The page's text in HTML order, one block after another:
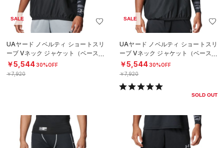
SALE
UAヤード ノベルティ ショートスリ
ーブ Vネック ジャケット（ベースボ
ール/MEN）
￥5,54430%OFF
￥7,920
SALE
UAヤード ノベルティ ショートスリ
ーブ Vネック ジャケット（ベースボ
ール/MEN）
￥5,54430%OFF
￥7,920
SOLD OUT